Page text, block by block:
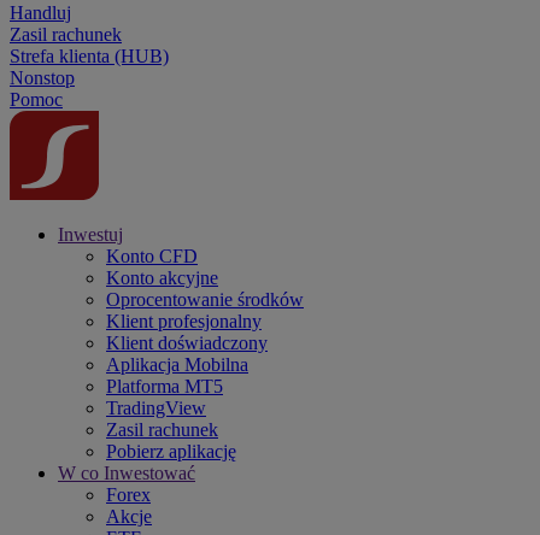
Handluj
Zasil rachunek
Strefa klienta (HUB)
Nonstop
Pomoc
Inwestuj
Konto CFD
Konto akcyjne
Oprocentowanie środków
Klient profesjonalny
Klient doświadczony
Aplikacja Mobilna
Platforma MT5
TradingView
Zasil rachunek
Pobierz aplikację
W co Inwestować
Forex
Akcje